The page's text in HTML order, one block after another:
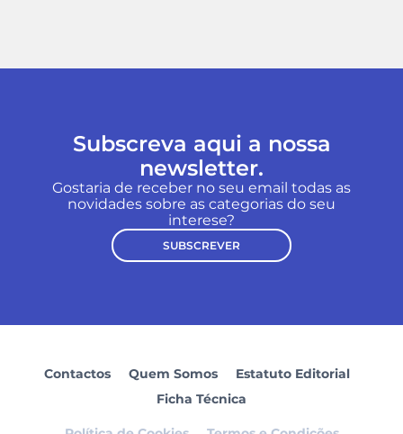
Subscreva aqui a nossa
newsletter.
Gostaria de receber no seu email todas as
novidades sobre as categorias do seu
interese?
SUBSCREVER
Contactos Quem Somos
Estatuto Editorial
Ficha Técnica